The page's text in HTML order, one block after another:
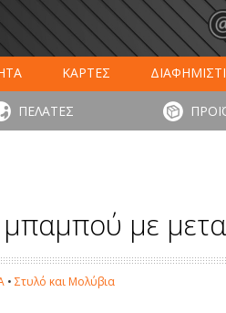
ΚΑΡΤΕΣ
ΕΚΤΥΠΩΣΕΙΣ
ΠΕΛΑΤΕΣ
με
• Στυλό και Μολύβια